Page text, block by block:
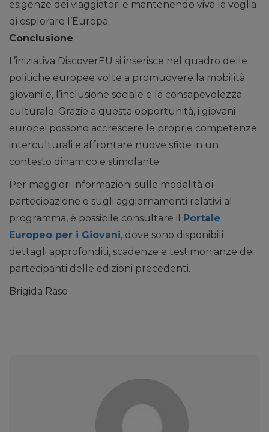
esigenze dei viaggiatori e mantenendo viva la voglia
di esplorare l’Europa.
Conclusione
L’iniziativa DiscoverEU si inserisce nel quadro delle
politiche europee volte a promuovere la mobilità
giovanile, l’inclusione sociale e la consapevolezza
culturale. Grazie a questa opportunità, i giovani
europei possono accrescere le proprie competenze
interculturali e affrontare nuove sfide in un
contesto dinamico e stimolante.
Per maggiori informazioni sulle modalità di
partecipazione e sugli aggiornamenti relativi al
programma, è possibile consultare il Portale
Europeo per i Giovani, dove sono disponibili
dettagli approfonditi, scadenze e testimonianze dei
partecipanti delle edizioni precedenti.
Brigida Raso